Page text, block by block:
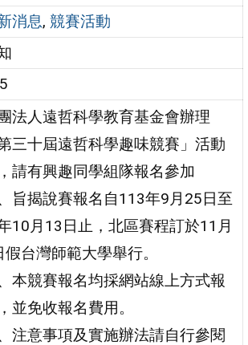
消息,競賽活動
法人遠哲科學教育基金會辦理
第三十屆遠哲科學趣味競賽」活動
請有興趣同學組隊報名參加
旨揭說賽報名自113年9月25日至
10月13日止，北區賽程訂於11月
假台灣師範大學舉行。
本競賽報名均採網站線上方式報
並免收報名費用。
注意事項及實施辦法請自行參閱